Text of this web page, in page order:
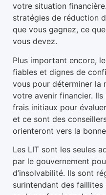
votre situation
stratégies de réduction
que vous gagnez, ce
vous devez.
Plus important encore,
fiables et dignes de
vous pour déterminer la
votre avenir financier.
frais initiaux pour
et ce sont des
orienteront vers la
Les LIT sont les seules
par le gouvernement
d’insolvabilité. Ils sont
surintendant des